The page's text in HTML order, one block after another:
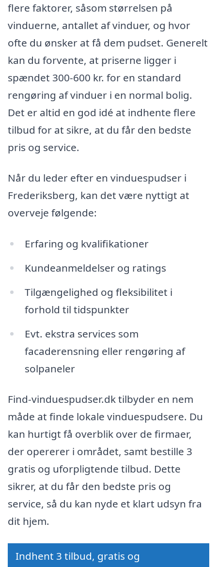
flere faktorer, såsom størrelsen på
vinduerne, antallet af vinduer, og hvor
ofte du ønsker at få dem pudset. Generelt
kan du forvente, at priserne ligger i
spændet 300-600 kr. for en standard
rengøring af vinduer i en normal bolig.
Det er altid en god idé at indhente flere
tilbud for at sikre, at du får den bedste
pris og service.
Når du leder efter en vinduespudser i
Frederiksberg, kan det være nyttigt at
overveje følgende:
Erfaring og kvalifikationer
Kundeanmeldelser og ratings
Tilgængelighed og fleksibilitet i
forhold til tidspunkter
Evt. ekstra services som
facaderensning eller rengøring af
solpaneler
Find-vinduespudser.dk tilbyder en nem
måde at finde lokale vinduespudsere. Du
kan hurtigt få overblik over de firmaer,
der opererer i området, samt bestille 3
gratis og uforpligtende tilbud. Dette
sikrer, at du får den bedste pris og
service, så du kan nyde et klart udsyn fra
dit hjem.
Indhent 3 tilbud, gratis og